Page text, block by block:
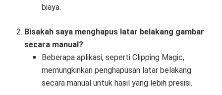
biaya.
Bisakah saya menghapus latar belakang gambar
secara manual?
Beberapa aplikasi, seperti Clipping Magic,
memungkinkan penghapusan latar belakang
secara manual untuk hasil yang lebih presisi.